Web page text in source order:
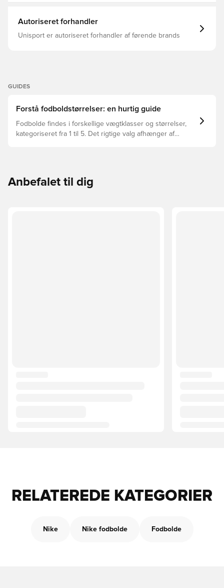
Autoriseret forhandler
Unisport er autoriseret forhandler af førende brands
GUIDES
Forstå fodboldstørrelser: en hurtig guide
Fodbolde findes i forskellige vægtklasser og størrelser,
kategoriseret fra 1 til 5. Det rigtige valg afhænger af
Anbefalet til dig
RELATEREDE KATEGORIER
Nike Nike fodbolde Fodbolde